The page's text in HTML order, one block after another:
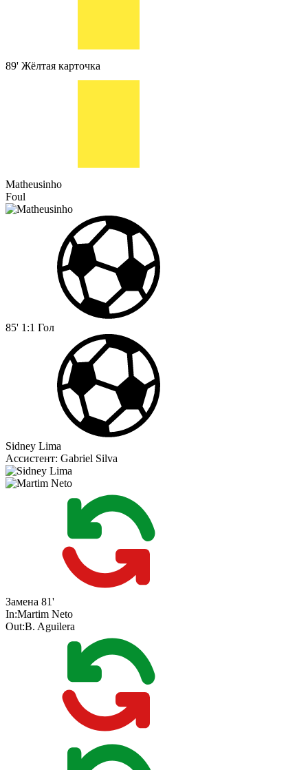
89' Жёлтая карточка
Matheusinho
Foul
85' 1:1 Гол
Sidney Lima
Ассистент: Gabriel Silva
Замена 81'
In:Martim Neto
Out:B. Aguilera